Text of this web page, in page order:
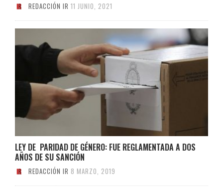
REDACCIÓN IR 11 JUNIO, 2021
LEY DE PARIDAD DE GÉNERO: FUE REGLAMENTADA A DOS
AÑOS DE SU SANCIÓN
REDACCIÓN IR 8 MARZO, 2019